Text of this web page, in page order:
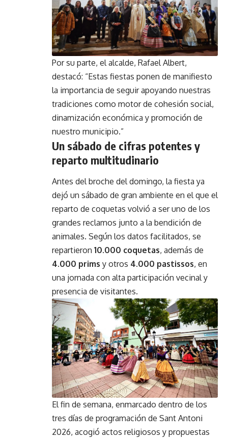
Por su parte, el alcalde, Rafael Albert,
destacó: “Estas fiestas ponen de manifiesto
la importancia de seguir apoyando nuestras
tradiciones como motor de cohesión social,
dinamización económica y promoción de
nuestro municipio.”
Un sábado de cifras potentes y
reparto multitudinario
Antes del broche del domingo, la fiesta ya
dejó un sábado de gran ambiente en el que el
reparto de coquetas volvió a ser uno de los
grandes reclamos junto a la bendición de
animales. Según los datos facilitados, se
repartieron 10.000 coquetas, además de
4.000 prims y otros 4.000 pastissos, en
una jornada con alta participación vecinal y
presencia de visitantes.
El fin de semana, enmarcado dentro de los
tres días de programación de Sant Antoni
2026, acogió actos religiosos y propuestas